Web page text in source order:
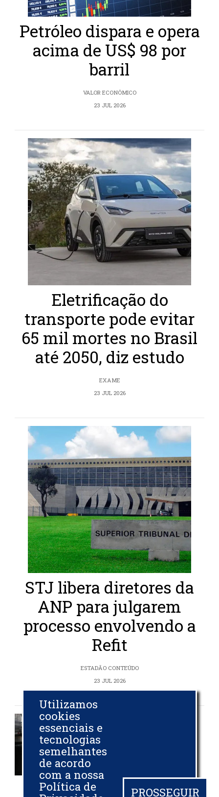
Petróleo dispara e opera
acima de US$ 98 por
barril
VALOR ECONÔMICO
23 JUL 2026
Eletrificação do
transporte pode evitar
65 mil mortes no Brasil
até 2050, diz estudo
EXAME
23 JUL 2026
STJ libera diretores da
ANP para julgarem
processo envolvendo a
Refit
ESTADÃO CONTEÚDO
23 JUL 2026
Petrobras
recebe parcela
de R$ 1,7 bi do
programa de
subvenção do
Utilizamos
cookies
essenciais e
tecnologias
semelhantes
de acordo
com a nossa
Política de
PROSSEGUIR